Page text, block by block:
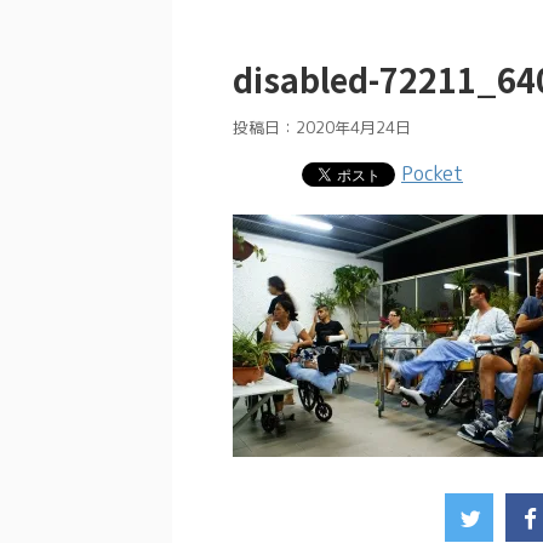
disabled-
投稿日： 2020年4月24日
Pocket